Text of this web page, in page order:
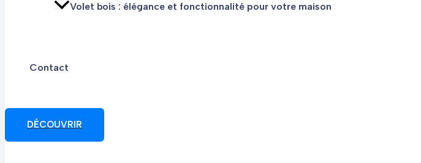
Volet bois : élégance et fonctionnalité pour votre maison
Contact
DÉCOUVRIR